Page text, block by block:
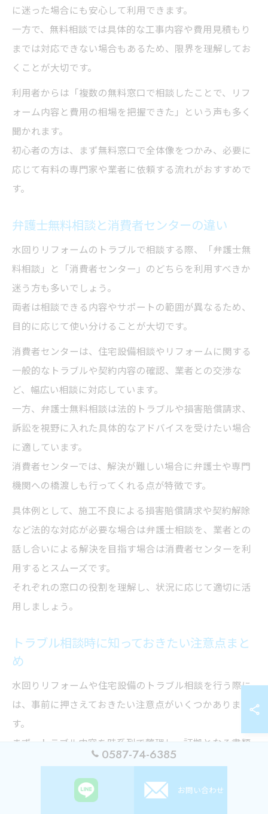
に迷った場合にも安心して利用できます。
一方で、無料相談では具体的な工事内容や費用見積もり
までは対応できない場合もあるため、限界を理解してお
くことが大切です。
利用者からは「複数の無料窓口で相談したことで、リフ
ォーム内容と費用の相場を把握できた」という声も多く
聞かれます。
初心者の方は、まず無料窓口で全体像をつかみ、必要に
応じて有料の専門家や業者に依頼する流れがおすすめで
す。
弁護士無料相談と消費者センターの違い
水回りリフォームのトラブルで相談する際、「弁護士無
料相談」と「消費者センター」のどちらを利用すべきか
迷う方も多いでしょう。
両者は相談できる内容やサポートの範囲が異なるため、
目的に応じて使い分けることが大切です。
消費者センターは、住宅設備相談やリフォームに関する
一般的なトラブルや契約内容の確認、業者との交渉な
ど、幅広い相談に対応しています。
一方、弁護士無料相談は法的トラブルや損害賠償請求、
訴訟を視野に入れた具体的なアドバイスを受けたい場合
に適しています。
消費者センターでは、解決が難しい場合に弁護士や専門
機関への橋渡しも行ってくれる点が特徴です。
具体例として、施工不良による損害賠償請求や契約解除
など法的な対応が必要な場合は弁護士相談を、業者との
話し合いによる解決を目指す場合は消費者センターを利
用するとスムーズです。
それぞれの窓口の役割を理解し、状況に応じて適切に活
用しましょう。
トラブル相談時に知っておきたい注意点まと
め
水回りリフォームや住宅設備のトラブル相談を行う際に
は、事前に押さえておきたい注意点がいくつかありま
す。
まず、トラブル内容を時系列で整理し、証拠となる書類
や写真、契約書類などを用意しておくことが重要です。
これにより、相談窓口で状況を正確に伝えることがで
き、適切なアドバイスを受けやすくなります。
0587-74-6385
お問い合わせ